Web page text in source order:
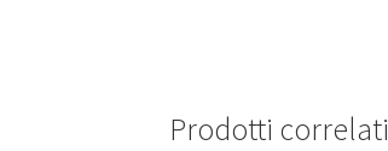
Prodotti correlati